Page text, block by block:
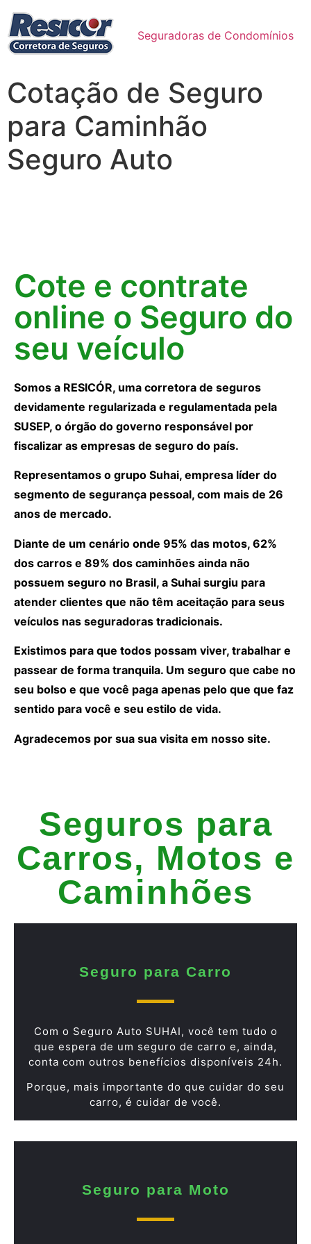
Seguradoras de Condomínios
Cotação de Seguro
para Caminhão
Seguro Auto
Cote e contrate
online o Seguro do
seu veículo
Somos a RESICÓR, uma corretora de seguros
devidamente regularizada e regulamentada pela
SUSEP, o órgão do governo responsável por
fiscalizar as empresas de seguro do país.
Representamos o grupo Suhai, empresa líder do
segmento de segurança pessoal, com mais de 26
anos de mercado.
Diante de um cenário onde 95% das motos, 62%
dos carros e 89% dos caminhões ainda não
possuem seguro no Brasil, a Suhai surgiu para
atender clientes que não têm aceitação para seus
veículos nas seguradoras tradicionais.
Existimos para que todos possam viver, trabalhar e
passear de forma tranquila. Um seguro que cabe no
seu bolso e que você paga apenas pelo que que faz
sentido para você e seu estilo de vida.
Agradecemos por sua sua visita em nosso site.
Seguros para
Carros, Motos e
Caminhões
Seguro para Carro
Com o Seguro Auto SUHAI, você tem tudo o
que espera de um seguro de carro e, ainda,
conta com outros benefícios disponíveis 24h.
Porque, mais importante do que cuidar do seu
carro, é cuidar de você.
Seguro para Moto